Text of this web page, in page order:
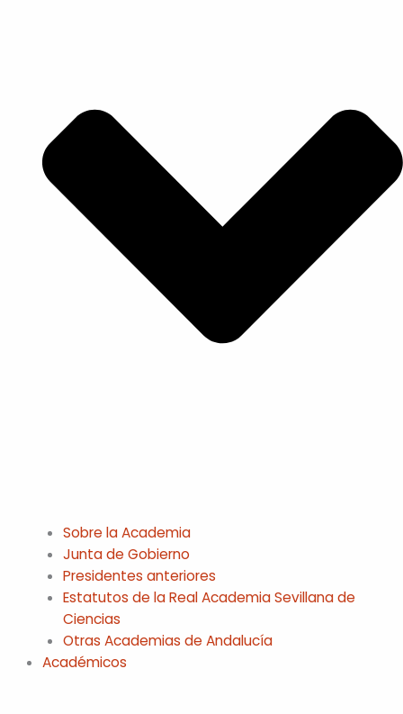
Sobre la Academia
Junta de Gobierno
Presidentes anteriores
Estatutos de la Real Academia Sevillana de
Ciencias
Otras Academias de Andalucía
Académicos